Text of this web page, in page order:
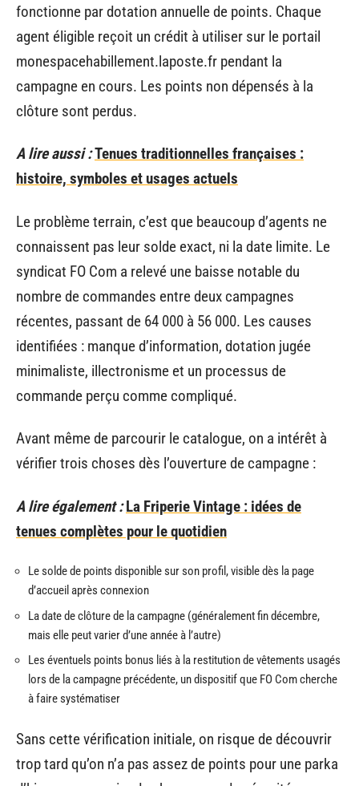
fonctionne par dotation annuelle de points. Chaque
agent éligible reçoit un crédit à utiliser sur le portail
monespacehabillement.laposte.fr pendant la
campagne en cours. Les points non dépensés à la
clôture sont perdus.
A lire aussi :Tenues traditionnelles françaises :
histoire, symboles et usages actuels
Le problème terrain, c’est que beaucoup d’agents ne
connaissent pas leur solde exact, ni la date limite. Le
syndicat FO Com a relevé une baisse notable du
nombre de commandes entre deux campagnes
récentes, passant de 64 000 à 56 000. Les causes
identifiées : manque d’information, dotation jugée
minimaliste, illectronisme et un processus de
commande perçu comme compliqué.
Avant même de parcourir le catalogue, on a intérêt à
vérifier trois choses dès l’ouverture de campagne :
A lire également : La Friperie Vintage : idées de
tenues complètes pour le quotidien
Le solde de points disponible sur son profil, visible dès la page
d’accueil après connexion
La date de clôture de la campagne (généralement fin décembre,
mais elle peut varier d’une année à l’autre)
Les éventuels points bonus liés à la restitution de vêtements usagés
lors de la campagne précédente, un dispositif que FO Com cherche
à faire systématiser
Sans cette vérification initiale, on risque de découvrir
trop tard qu’on n’a pas assez de points pour une parka